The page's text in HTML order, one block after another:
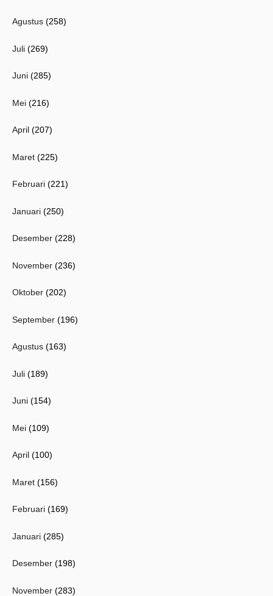
Agustus (258)
Juli (269)
Juni (285)
Mei (216)
April (207)
Maret (225)
Februari (221)
Januari (250)
Desember (228)
November (236)
Oktober (202)
September (196)
Agustus (163)
Juli (189)
Juni (154)
Mei (109)
April (100)
Maret (156)
Februari (169)
Januari (285)
Desember (198)
November (283)